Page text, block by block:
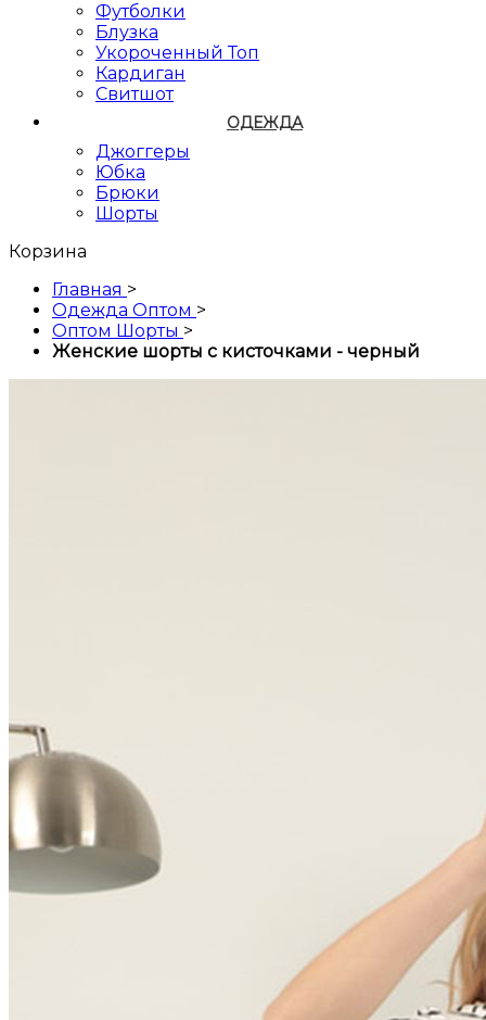
Футболки
Блузка
Укороченный Топ
Кардиган
Свитшот
ОДЕЖДА
Джоггеры
Юбка
Брюки
Шорты
Корзина
Главная >
Одежда Оптом >
Оптом Шорты >
Женские шорты с кисточками - черный